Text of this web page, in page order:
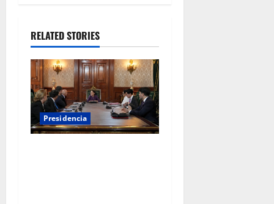
RELATED STORIES
Presidencia